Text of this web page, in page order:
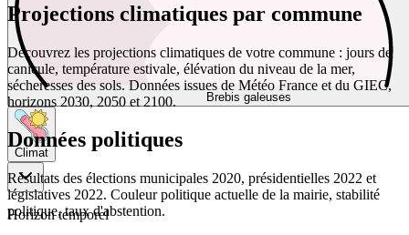
Brebis galeuses
Climat
Horizon temporel
Projections climatiques par commune
Découvrez les projections climatiques de votre commune : jours de
canicule, température estivale, élévation du niveau de la mer,
sécheresses des sols. Données issues de Météo France et du GIEC,
horizons 2030, 2050 et 2100.
Données politiques
Résultats des élections municipales 2020, présidentielles 2022 et
législatives 2022. Couleur politique actuelle de la mairie, stabilité
politique, taux d'abstention.